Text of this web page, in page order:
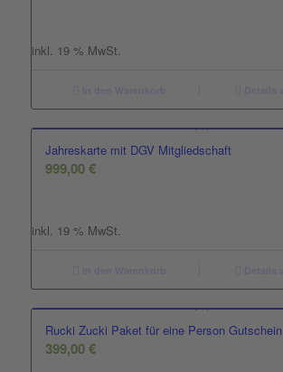
inkl. 19 % MwSt.
Jahreskarte mit DGV Mitgliedschaft
999,00€
inkl. 19 % MwSt.
Rucki Zucki Paket für eine Person Gutschein
399,00€